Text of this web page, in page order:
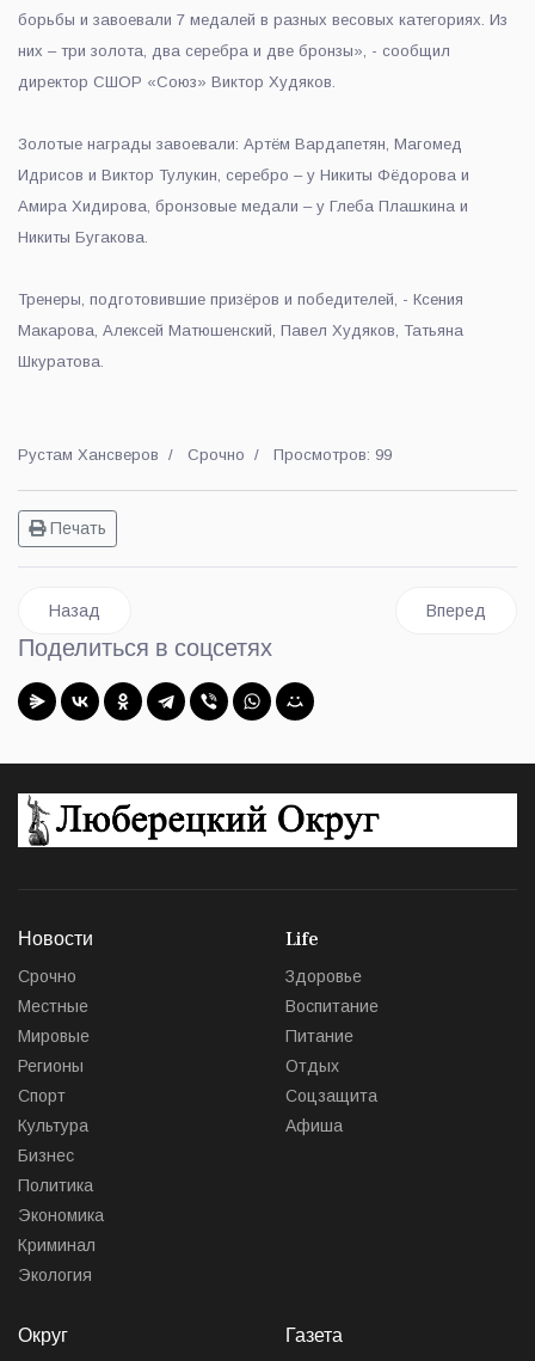
борьбы и завоевали 7 медалей в разных весовых категориях. Из
них – три золота, два серебра и две бронзы», - сообщил
директор СШОР «Союз» Виктор Худяков.
Золотые награды завоевали: Артём Вардапетян, Магомед
Идрисов и Виктор Тулукин, серебро – у Никиты Фёдорова и
Амира Хидирова, бронзовые медали – у Глеба Плашкина и
Никиты Бугакова.
Тренеры, подготовившие призёров и победителей, - Ксения
Макарова, Алексей Матюшенский, Павел Худяков, Татьяна
Шкуратова.
Рустам Хансверов Срочно Просмотров: 99
Печать
Предыдущий: Хор русской песни из Красковского
Назад Следующий:
Вперед
Поделиться в соцсетях
Новости
Срочно
Местные
Мировые
Регионы
Спорт
Культура
Бизнес
Политика
Экономика
Криминал
Экология
Life
Здоровье
Воспитание
Питание
Отдых
Соцзащита
Афиша
Округ Газета